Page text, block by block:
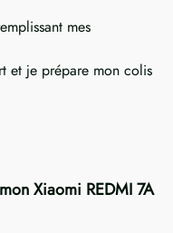
mes
et je prépare mon colis
Xiaomi REDMI 7A